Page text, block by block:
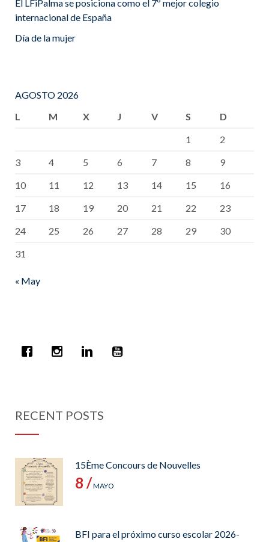
El LFiPalma se posiciona como el 7º mejor colegio
internacional de España
Día de la mujer
AGOSTO 2026
L
M X J V S
D
1
2
3
4 5 6 7 8
9
10
11 12 13 14 15
16
17
18 19 20 21 22
23
24
25 26 27 28 29
30
31
« May
RECENT POSTS
15Ème Concours de Nouvelles
8 /MAYO
BFI para el próximo curso escolar 2026-